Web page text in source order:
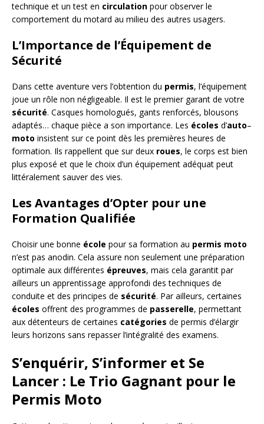
technique et un test en circulation pour observer le
comportement du motard au milieu des autres usagers.
L’Importance de l’Équipement de
Sécurité
Dans cette aventure vers l’obtention du permis, l’équipement
joue un rôle non négligeable. Il est le premier garant de votre
sécurité. Casques homologués, gants renforcés, blousons
adaptés… chaque pièce a son importance. Les écoles d’auto–
moto insistent sur ce point dès les premières heures de
formation. Ils rappellent que sur deux roues, le corps est bien
plus exposé et que le choix d’un équipement adéquat peut
littéralement sauver des vies.
Les Avantages d’Opter pour une
Formation Qualifiée
Choisir une bonne école pour sa formation au permis moto
n’est pas anodin. Cela assure non seulement une préparation
optimale aux différentes épreuves, mais cela garantit par
ailleurs un apprentissage approfondi des techniques de
conduite et des principes de sécurité. Par ailleurs, certaines
écoles offrent des programmes de passerelle, permettant
aux détenteurs de certaines catégories de permis d’élargir
leurs horizons sans repasser l’intégralité des examens.
S’enquérir, S’informer et Se
Lancer : Le Trio Gagnant pour le
Permis Moto